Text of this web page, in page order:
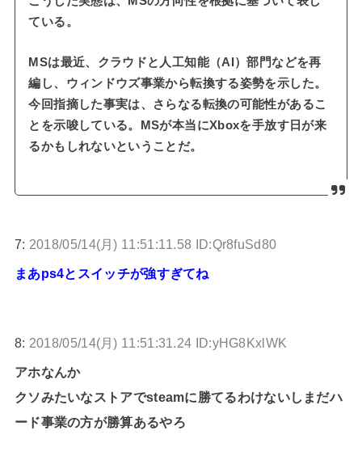
ている。
MSは最近、クラウドと人工知能（AI）部門などを再
編し、ウィンドウズ事業から転換する姿勢を示した。
今回指摘した事実は、さらなる転換の可能性があるこ
とを示唆している。MSが本当にXboxを手放す日が来
るかもしれないということだ。
7: 2018/05/14(月) 11:51:11.58 ID:Qr8fuSd80
まあps4とスイッチが強すぎてね
8: 2018/05/14(月) 11:51:31.24 ID:yHG8KxlWK
アホなんか
クソみたいなストアでsteamに勝てるわけないしまだハ
ード事業の方が勝算あるやろ